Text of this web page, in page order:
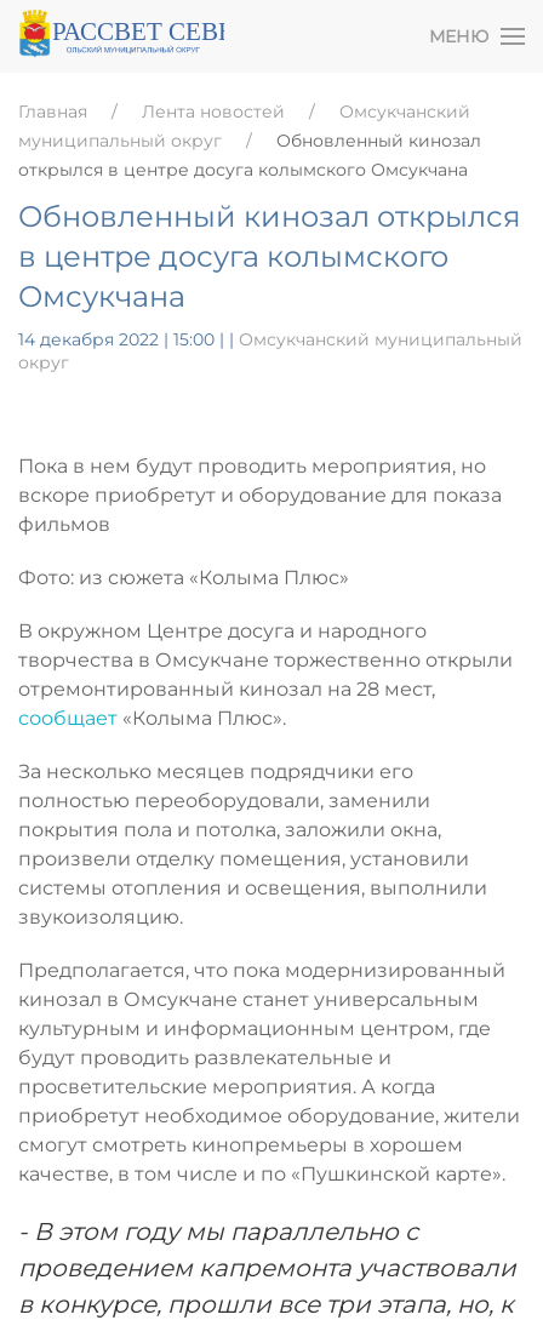
МЕНЮ
Главная Лента новостей
Омсукчанский
муниципальный округ
Обновленный кинозал
открылся в центре досуга колымского Омсукчана
Обновленный кинозал открылся
в центре досуга колымского
Омсукчана
14 декабря 2022 | 15:00 | | Омсукчанский муниципальный
округ
Пока в нем будут проводить мероприятия, но
вскоре приобретут и оборудование для показа
фильмов
Фото: из сюжета «Колыма Плюс»
В окружном Центре досуга и народного
творчества в Омсукчане торжественно открыли
отремонтированный кинозал на 28 мест,
сообщает «Колыма Плюс».
За несколько месяцев подрядчики его
полностью переоборудовали, заменили
покрытия пола и потолка, заложили окна,
произвели отделку помещения, установили
системы отопления и освещения, выполнили
звукоизоляцию.
Предполагается, что пока модернизированный
кинозал в Омсукчане станет универсальным
культурным и информационным центром, где
будут проводить развлекательные и
просветительские мероприятия. А когда
приобретут необходимое оборудование, жители
смогут смотреть кинопремьеры в хорошем
качестве, в том числе и по «Пушкинской карте».
- В этом году мы параллельно с
проведением капремонта участвовали
в конкурсе, прошли все три этапа, но, к